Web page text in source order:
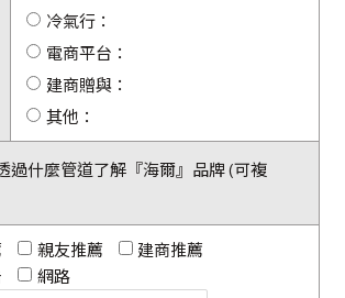
冷氣行：
電商平台：
建商贈與：
其他：
過什麼管道了解『海爾』品牌 (可複
親友推薦
建商推薦
網路